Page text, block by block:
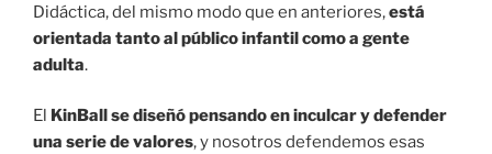
Didáctica, del mismo modo que en anteriores,está
orientada tanto al público infantil como a gente
adulta.
El KinBall se diseñó pensando en inculcar y defender
una serie de valores, y nosotros defendemos esas